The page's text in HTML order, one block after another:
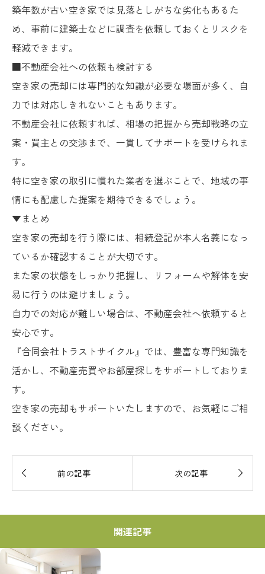
築年数が古い空き家では見落としがちな劣化もあるた
め、事前に建築士などに調査を依頼しておくとリスクを
軽減できます。
■不動産会社への依頼も検討する
空き家の売却には専門的な知識が必要な場面が多く、自
力では対応しきれないこともあります。
不動産会社に依頼すれば、相場の把握から売却戦略の立
案・買主との交渉まで、一貫してサポートを受けられま
す。
特に空き家の取引に慣れた業者を選ぶことで、地域の事
情にも配慮した提案を期待できるでしょう。
▼まとめ
空き家の売却を行う際には、相続登記が本人名義になっ
ているか確認することが大切です。
また家の状態をしっかり把握し、リフォームや解体を安
易に行うのは避けましょう。
自力での対応が難しい場合は、不動産会社へ依頼すると
安心です。
『合同会社トラストサイクル』では、豊富な専門知識を
活かし、不動産売買やお部屋探しをサポートしておりま
す。
空き家の売却もサポートいたしますので、お気軽にご相
談ください。
 前の記事 次の記事 
関連記事